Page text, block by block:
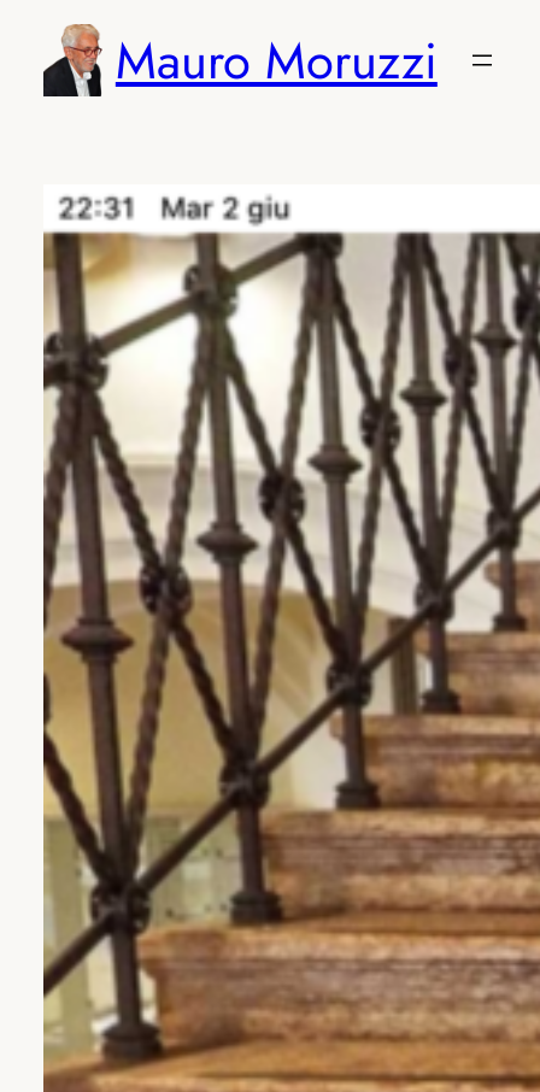
contenuto
Mauro Moruzzi